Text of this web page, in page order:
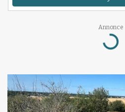
Annonce
Loading...